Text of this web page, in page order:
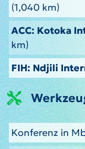
(1,040 km)
ACC: Kotoka
km)
FIH: Ndjili
Konferenz in